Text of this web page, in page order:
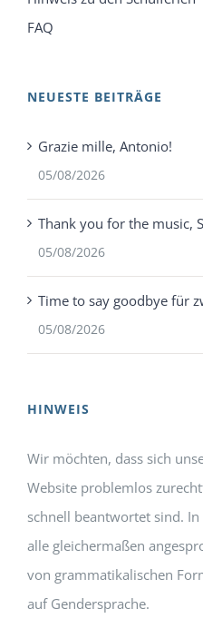
FAQ
NEUESTE BEITRÄGE
Grazie mille, Antonio!
05/08/2026
Thank you for the music,
05/08/2026
Time to say goodbye für
05/08/2026
HINWEIS
Wir möchten, dass sich
Website problemlos
schnell beantwortet sind.
alle gleichermaßen
von grammatikalischen
auf Gendersprache.